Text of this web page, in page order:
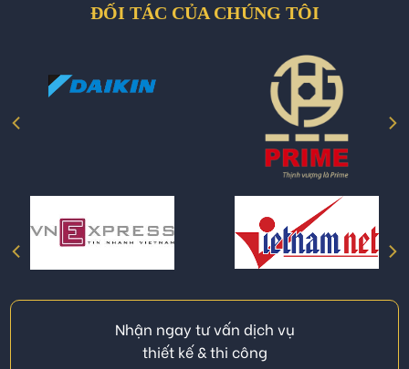
ĐỐI TÁC CỦA CHÚNG TÔI
Nhận ngay tư vấn dịch vụ
thiết kế & thi công